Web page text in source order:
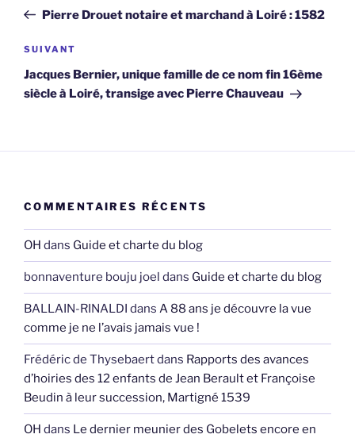
l’article
précédent
Pierre Drouet notaire et marchand à Loiré : 1582
Article
suivant
SUIVANT
Jacques Bernier, unique famille de ce nom fin 16ème
siècle à Loiré, transige avec Pierre Chauveau
COMMENTAIRES RÉCENTS
OH dans Guide et charte du blog
bonnaventure bouju joel dans Guide et charte du blog
BALLAIN-RINALDI dans A 88 ans je découvre la vue
comme je ne l’avais jamais vue !
Frédéric de Thysebaertdans Rapports des avances
d’hoiries des 12 enfants de Jean Berault et Françoise
Beudin à leur succession, Martigné 1539
OH dans Le dernier meunier des Gobelets encore en